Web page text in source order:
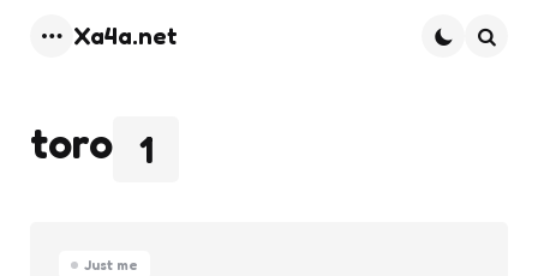
Xa4a.net
1
toro
Just me